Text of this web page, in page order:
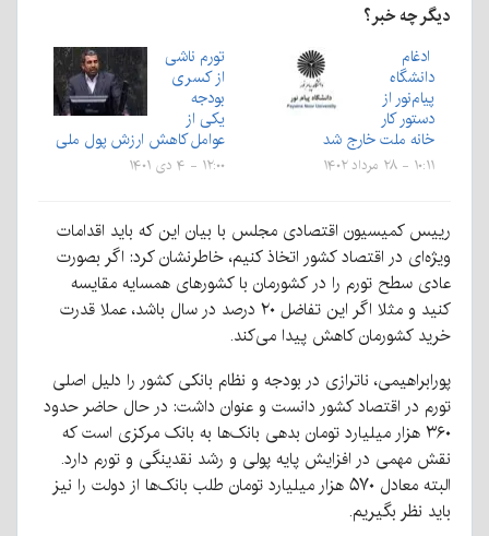
دیگر چه خبر؟
ادغام
دانشگاه
پیام‌نور از
دستور کار
خانه ملت خارج شد
۱۰:۱۱ - ۲۸ مرداد ۱۴۰۲
تورم ناشی
از کسری
بودجه
یکی از
عوامل کاهش ارزش پول ملی
۱۲:۰۰ - ۴ دی ۱۴۰۱
رییس کمیسیون اقتصادی مجلس با بیان این که باید اقدامات
ویژه‌ای در اقتصاد کشور اتخاذ کنیم، خاطرنشان کرد: اگر بصورت
عادی سطح تورم را در کشورمان با کشورهای همسایه مقایسه
کنید و مثلا اگر این تفاضل ۲۰ درصد در سال باشد، عملا قدرت
خرید کشورمان کاهش پیدا می‌کند.
پورابراهیمی، ناترازی در بودجه و نظام بانکی کشور را دلیل اصلی
تورم در اقتصاد کشور دانست و عنوان داشت: در حال حاضر حدود
۳۶۰ هزار میلیارد تومان بدهی بانک‌ها به بانک مرکزی است که
نقش مهمی در افزایش پایه پولی و رشد نقدینگی و تورم دارد.
البته معادل ۵۷۰ هزار میلیارد تومان طلب بانک‌ها از دولت را نیز
باید نظر بگیریم.